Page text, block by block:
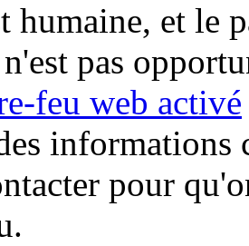
humaine, et le
pas
feu web activé
informations
pour